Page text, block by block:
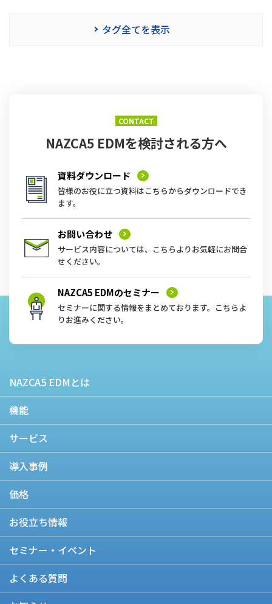
タグ全てを表示
CONTACT
NAZCA5 EDMを検討される方へ
資料ダウンロード
皆様のお役に立つ資料はこちらからダウンロードでき
ます。
お問い合わせ
サービス内容については、こちらよりお気軽にお問合
せください。
NAZCA5 EDMのセミナー
セミナーに関する情報をまとめております。こちらよ
りお進みください。
NAZCA5 EDMとは
機能
サービス
導入事例
価格
お役立ち情報
セミナー・イベント
よくある質問